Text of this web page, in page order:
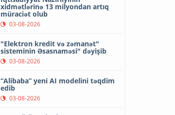
xidmətlərinə 13 milyondan artıq
müraciət olub
03-08-2026
"Elektron kredit və zəmanət"
sisteminin Əsasnaməsi" dəyişib
03-08-2026
“Alibaba” yeni AI modelini təqdim
edib
03-08-2026